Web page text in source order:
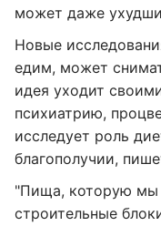
может даже
Новые
едим, может
идея уходит
психиатрию,
исследует роль
благополучии,
"Пища, которую мы
строительные